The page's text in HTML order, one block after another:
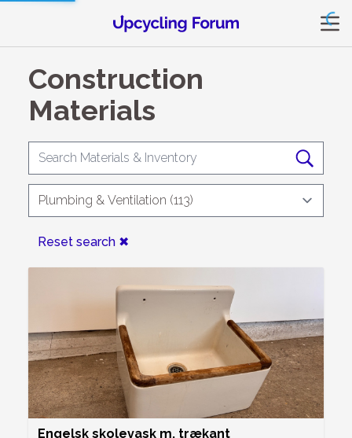
Construction
Materials
Reset search ✖
Engelsk skolevask m. trækant